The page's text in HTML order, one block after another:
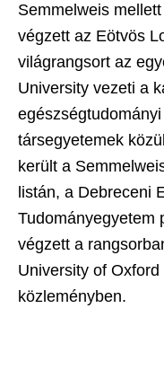
Semmelweis
végzett az Eötvös
világrangsort az
University vezeti a
társegyetemek
került a
listán, a Debreceni
Tudományegyetem
végzett a
University of
közleményben.